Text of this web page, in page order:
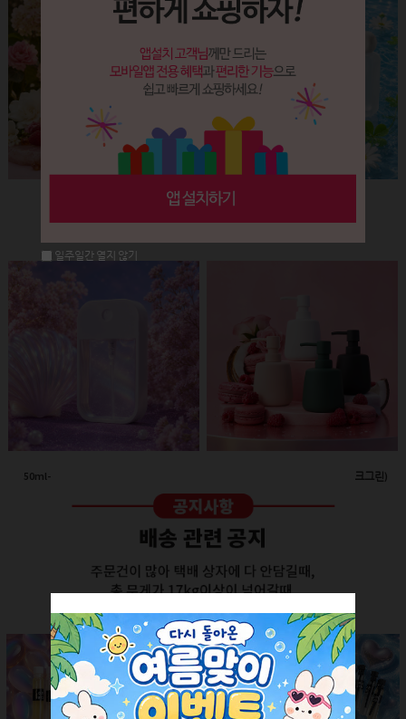
50ml-애플 스프레이(투명/화이트캡)
회원공개
260ml-고급세라믹 펌프용기(다크그린)
회원공개
더보기 +
일주일간 열지 않기